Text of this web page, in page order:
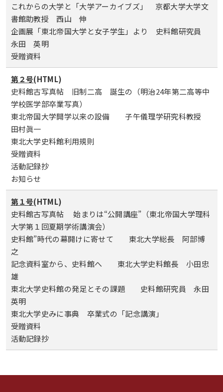
これからの大学と「大学アーカイブズ」 京都大学大学文
書館助教授 西山 伸
企画展「東北帝国大学と女子学生」より 史料館研究員
永田 英明
受贈資料
第２号(HTML)
史料館古写真帖 旧制二高 誕生の（明治24年第二高等中
学校医学部卒業写真）
東北帝国大学開学以来の設備 子午儀理学研究科教授
田村眞一
東北大学史料館利用規則
受贈資料
活動記録抄
お知らせ
第１号(HTML)
史料館古写真帖 始まりは“公開講座”（東北帝国大学理科
大学第１回夏期学術講演会）
史料館”時代の幕開けに寄せて 東北大学総長 阿部博
之
記念資料室から、史料館へ 東北大学史料館長 小田忠
雄
東北大学史料館の発足とその課題 史料館研究員 永田
英明
東北大学史みに事典 卒業式の「記念講演」
受贈資料
活動記録抄